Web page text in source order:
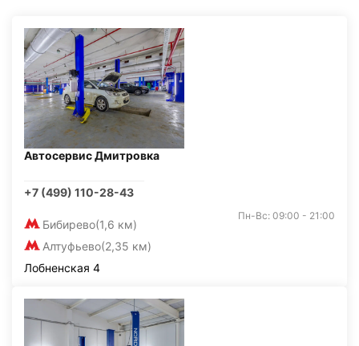
Автосервис Дмитровка
+7 (499) 110-28-43
Бибирево(1,6 км)
Алтуфьево(2,35 км)
Пн-Вс: 09:00 - 21:00
Лобненская 4